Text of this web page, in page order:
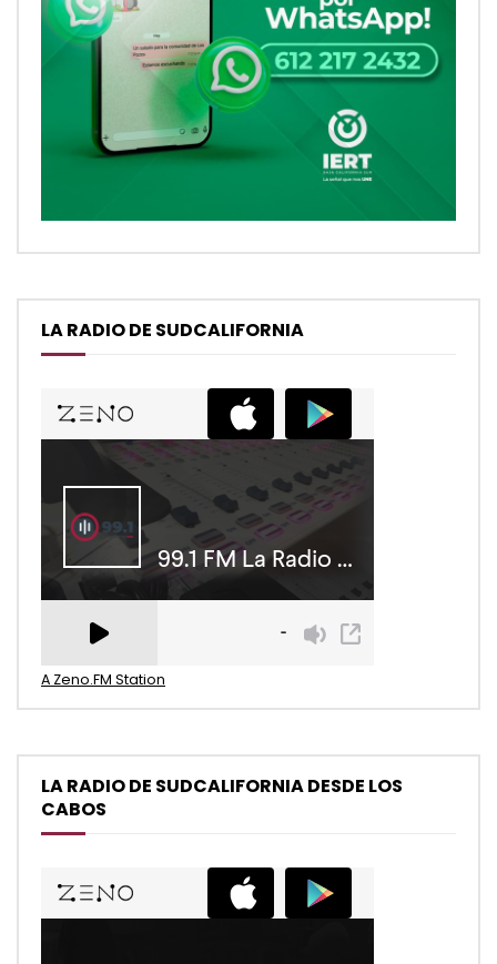
LA RADIO DE SUDCALIFORNIA
A Zeno.FM Station
LA RADIO DE SUDCALIFORNIA DESDE LOS
CABOS